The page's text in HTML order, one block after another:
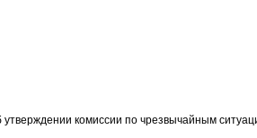
комиссии по чрезвычайным